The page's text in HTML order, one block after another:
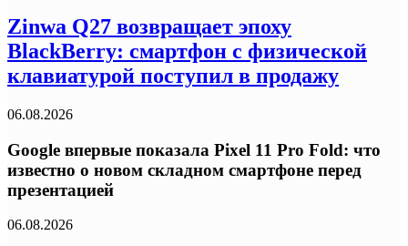
Zinwa Q27 возвращает эпоху
BlackBerry: смартфон с физической
клавиатурой поступил в продажу
06.08.2026
Google впервые показала Pixel 11 Pro Fold: что
известно о новом складном смартфоне перед
презентацией
06.08.2026